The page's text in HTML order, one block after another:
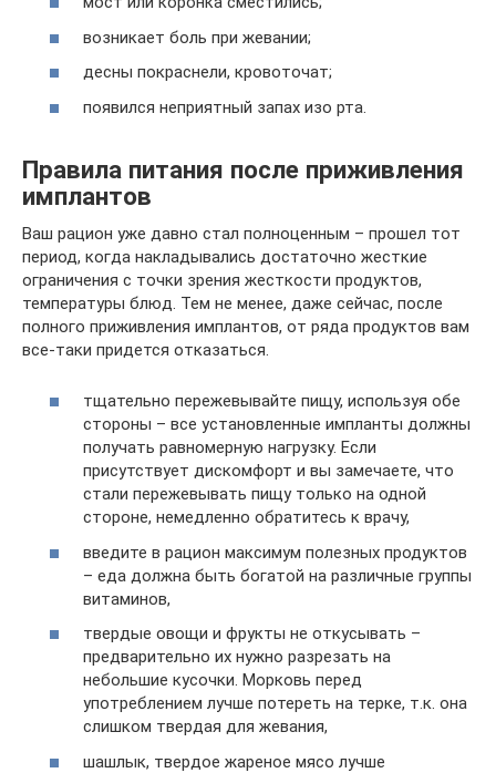
возникает боль при жевании;
десны покраснели, кровоточат;
появился неприятный запах изо рта.
Правила питания после приживления
имплантов
Ваш рацион уже давно стал полноценным – прошел тот
период, когда накладывались достаточно жесткие
ограничения с точки зрения жесткости продуктов,
температуры блюд. Тем не менее, даже сейчас, после
полного приживления имплантов, от ряда продуктов вам
все-таки придется отказаться.
тщательно пережевывайте пищу, используя обе
стороны – все установленные импланты должны
получать равномерную нагрузку. Если
присутствует дискомфорт и вы замечаете, что
стали пережевывать пищу только на одной
стороне, немедленно обратитесь к врачу,
введите в рацион максимум полезных продуктов
– еда должна быть богатой на различные группы
витаминов,
твердые овощи и фрукты не откусывать –
предварительно их нужно разрезать на
небольшие кусочки. Морковь перед
употреблением лучше потереть на терке, т.к. она
слишком твердая для жевания,
шашлык, твердое жареное мясо лучше